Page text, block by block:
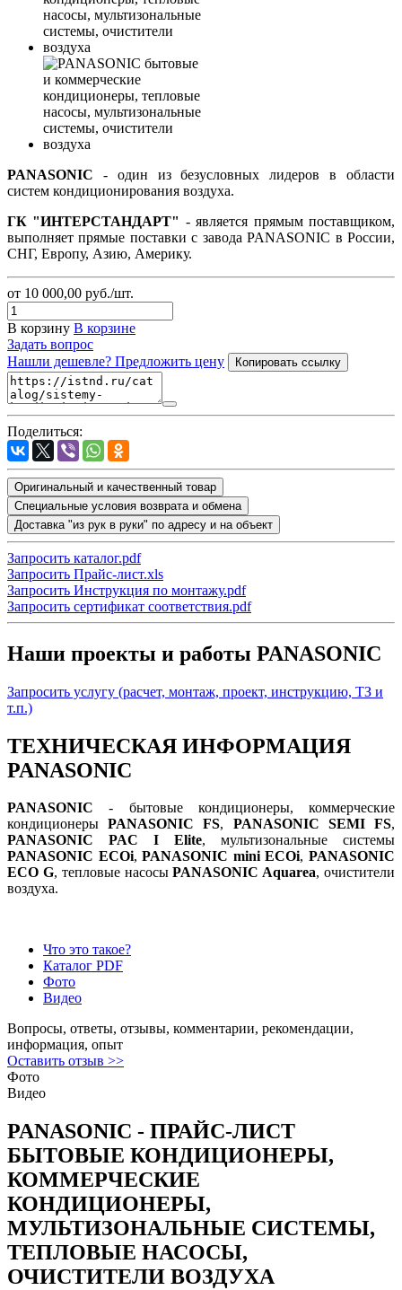
PANASONIC - один из безусловных лидеров в области
систем кондиционирования воздуха.
ГК "ИНТЕРСТАНДАРТ" - является прямым поставщиком,
выполняет прямые поставки с завода PANASONIC в России,
СНГ, Европу, Азию, Америку.
от 10 000,00 руб./шт.
В корзину В корзине
Задать вопрос
Нашли дешевле? Предложить цену
Копировать ссылку
Поделиться:
Оригинальный и качественный товар
Специальные условия возврата и обмена
Доставка "из рук в руки" по адресу и на объект
Запросить каталог.pdf
Запросить Прайс-лист.xls
Запросить Инструкция по монтажу.pdf
Запросить сертификат соответствия.pdf
Наши проекты и работы PANASONIC
Запросить услугу (расчет, монтаж, проект, инструкцию, ТЗ и
т.п.)
ТЕХНИЧЕСКАЯ ИНФОРМАЦИЯ
PANASONIC
PANASONIC - бытовые кондиционеры, коммерческие
кондиционерыPANASONIC FS, PANASONIC SEMI FS,
PANASONIC PAC I Elite, мультизональные системы
PANASONIC ECOi,PANASONIC mini ECOi,PANASONIC
ECO G, тепловые насосыPANASONIC Aquarea, очистители
воздуха.
Что это такое?
Каталог PDF
Фото
Видео
Вопросы, ответы, отзывы, комментарии, рекомендации,
информация, опыт
Оставить отзыв >>
Фото
Видео
PANASONIC - ПРАЙС-ЛИСТ
БЫТОВЫЕ КОНДИЦИОНЕРЫ,
КОММЕРЧЕСКИЕ
КОНДИЦИОНЕРЫ,
МУЛЬТИЗОНАЛЬНЫЕ СИСТЕМЫ,
ТЕПЛОВЫЕ НАСОСЫ,
ОЧИСТИТЕЛИ ВОЗДУХА